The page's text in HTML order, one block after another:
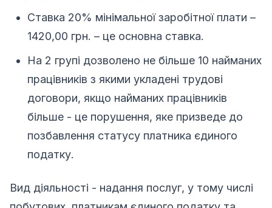
Ставка 20% мінімальної заробітної плати –
1420,00 грн. – це основна ставка.
На 2 групі дозволено не більше 10 найманих
працівників з якими укладені трудові
договори, якщо найманих працівників
більше - це порушення, яке призведе до
позбавлення статусу платника єдиного
податку.
Вид діяльності - надання послуг, у тoму числі